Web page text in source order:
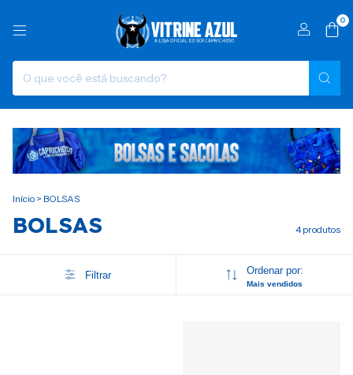
0
Início > BOLSAS
BOLSAS 4 produtos
Filtrar Ordenar por:
Mais vendidos